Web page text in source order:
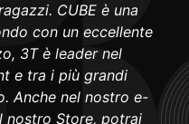
CUBE è una
con un eccellente
3T è leader nel
e tra i più grandi
Anche nel nostro e-
nostro Store, potrai